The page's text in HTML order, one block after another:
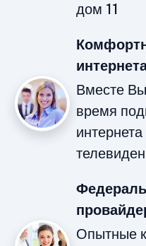
дом 11
Вместе Вы
время
Опытные